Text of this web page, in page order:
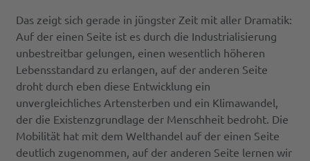
Das zeigt sich gerade in jüngster Zeit mit aller Dramatik:
Auf der einen Seite ist es durch die Industrialisierung
unbestreitbar gelungen, einen wesentlich höheren
Lebensstandard zu erlangen, auf der anderen Seite
droht durch eben diese Entwicklung ein
unvergleichliches Artensterben und ein Klimawandel,
der die Existenzgrundlage der Menschheit bedroht. Die
Mobilität hat mit dem Welthandel auf der einen Seite
deutlich zugenommen, auf der anderen Seite lernen wir